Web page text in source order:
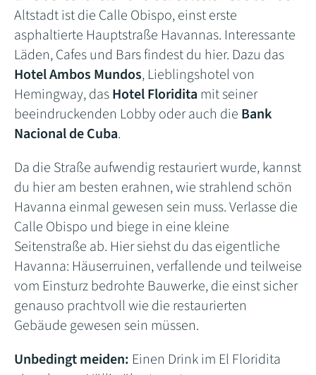
Altstadt ist die Calle Obispo, einst erste
asphaltierte Hauptstraße Havannas. Interessante
Läden, Cafes und Bars findest du hier. Dazu das
Hotel Ambos Mundos, Lieblingshotel von
Hemingway, dasHotel Floridita mit seiner
beeindruckenden Lobby oder auch die Bank
Nacional de Cuba.
Da die Straße aufwendig restauriert wurde, kannst
du hier am besten erahnen, wie strahlend schön
Havanna einmal gewesen sein muss. Verlasse die
Calle Obispo und biege in eine kleine
Seitenstraße ab. Hier siehst du das eigentliche
Havanna: Häuserruinen, verfallende und teilweise
vom Einsturz bedrohte Bauwerke, die einst sicher
genauso prachtvoll wie die restaurierten
Gebäude gewesen sein müssen.
Unbedingt meiden: Einen Drink im El Floridita